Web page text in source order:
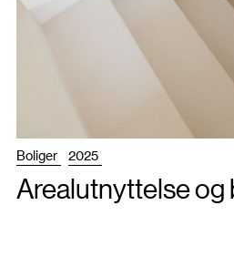
Boliger 2025
Arealutnyttelse